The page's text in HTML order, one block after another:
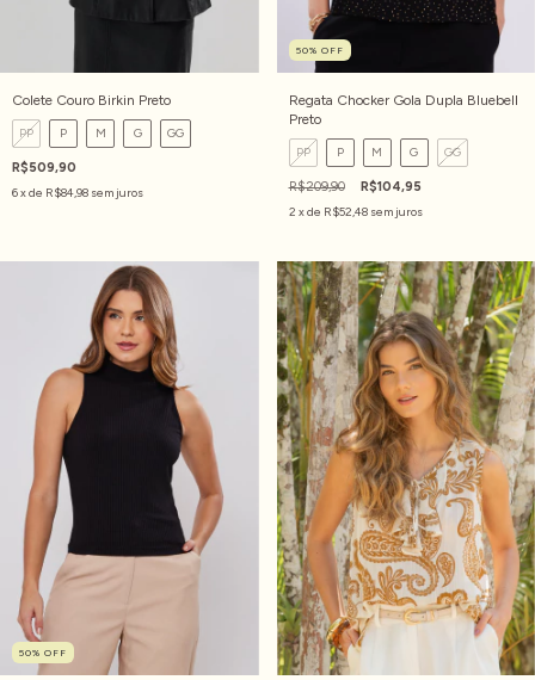
Colete Couro Birkin Preto
PP P M G GG
R$509,90
6x de R$84,98 sem juros
50% OFF
Regata Chocker Gola Dupla Bluebell
Preto
PP P M G GG
R$209,90
R$104,95
2 x de R$52,48 sem juros
50% OFF